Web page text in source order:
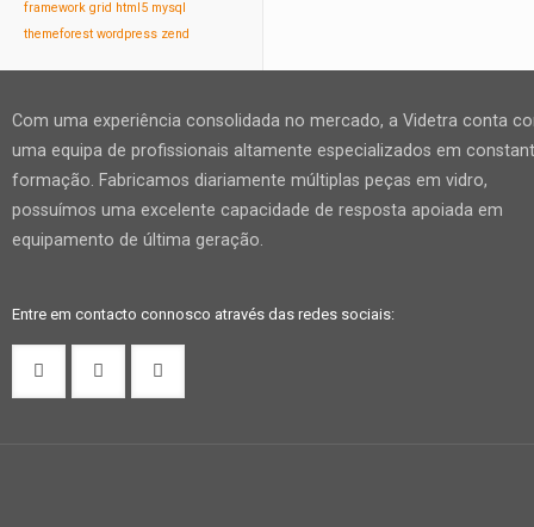
framework grid html5 mysql
themeforest wordpress zend
Com uma experiência consolidada no mercado, a Videtra conta
uma equipa de profissionais altamente especializados em
formação. Fabricamos diariamente múltiplas peças em vidro,
possuímos uma excelente capacidade de resposta apoiada em
equipamento de última geração.
Entre em contacto connosco através das redes sociais: